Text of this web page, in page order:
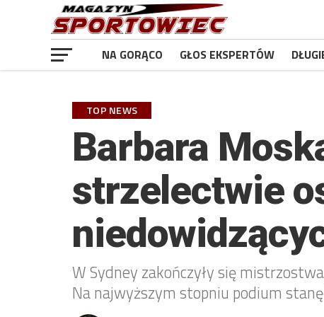
NA GORĄCO GŁOS EKSPERTÓW
TOP NEWS
Barbara
strzelectwie
W Sydney zakończyły się
Na najwyższym stopniu podium